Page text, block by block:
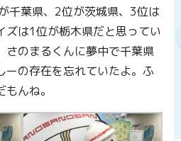
千葉県、2位が茨城県、3位は
ズは1位が栃木県だと思ってい
さのまるくんに夢中で千葉県
ーの存在を忘れていたよ。ふ
んね。